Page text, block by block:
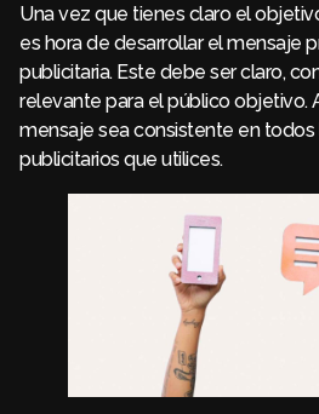
Una vez que tienes claro el
es hora de desarrollar el mensaje
publicitaria. Este debe ser claro,
relevante para el público objetivo.
mensaje sea consistente en todos
publicitarios que utilices.